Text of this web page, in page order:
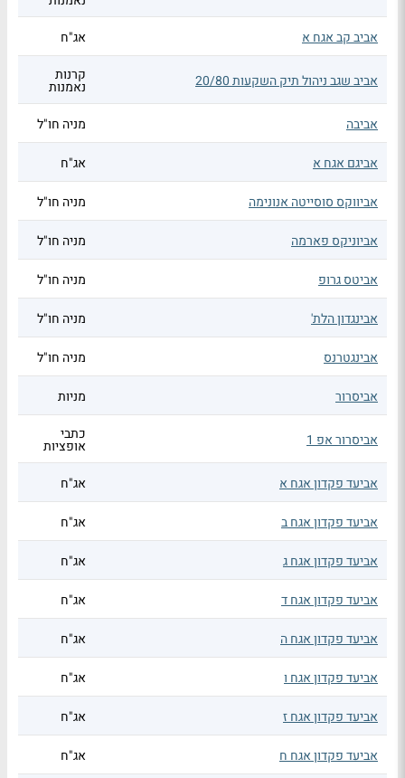
אביב קב אגח א
אג"ח
אביב שגב ניהול תיק השקעות 20/80 קרנות
נאמנות
אביבה
מניה חו"ל
אביגם אגח א אג"ח
אביווקס סוסייטה אנונימה מניה חו"ל
אביוניקס פארמה מניה חו"ל
אביטס גרופ מניה חו"ל
אבינגדון הלת' מניה חו"ל
אבינגטרנס מניה חו"ל
אביסרור מניות
אביסרור אפ 1 כתבי
אופציות
אביעד פקדון אגח א
אג"ח
אביעד פקדון אגח ב אג"ח
אביעד פקדון אגח ג אג"ח
אביעד פקדון אגח ד אג"ח
אביעד פקדון אגח ה אג"ח
אביעד פקדון אגח ו אג"ח
אביעד פקדון אגח ז אג"ח
אביעד פקדון אגח ח אג"ח